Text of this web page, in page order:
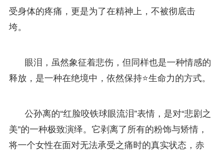
受身体的疼痛，更是为了在精神上，不被彻底击
垮。
眼泪，虽然象征着悲伤，但同样也是一种情感的
释放，是一种在绝境中，依然保持⭐生命力的方式。
公孙离的“红脸咬铁球眼流泪”表情，是对“悲剧之
美”的一种极致演绎。它剥离了所有的粉饰与矫情，
将一个女性在面对无法承受之痛时的真实状态，赤